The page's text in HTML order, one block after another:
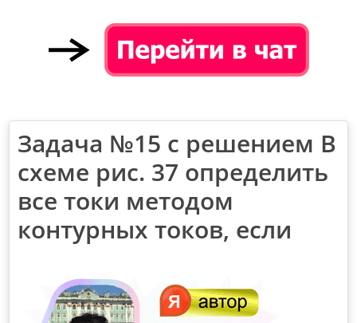
Задача №15 с решением В
схеме рис. 37 определить
все токи методом
контурных токов, если